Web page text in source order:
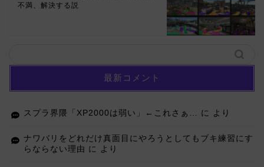
不満、解決する説
最新コメント
スプラ界隈「XP2000は弱い」←これさぁ… に より
ナワバリをどれだけ真面目にやろうとしてもブキ練習にす
らならない理由 に より